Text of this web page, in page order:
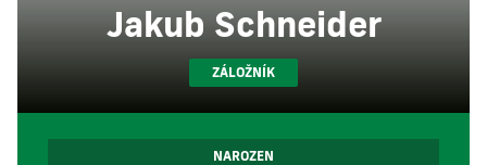
Jakub Schneider
ZÁLOŽNÍK
NAROZEN